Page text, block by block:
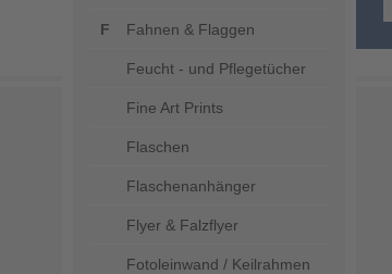
Fahnen & Flaggen
Feucht - und Pflegetücher
Fine Art Prints
Flaschen
Flaschenanhänger
Flyer & Falzflyer
Fotoleinwand / Keilrahmen